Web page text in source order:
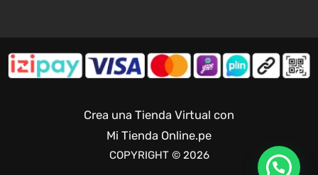
Crea una Tienda Virtual con
Mi Tienda Online.pe
COPYRIGHT © 2026